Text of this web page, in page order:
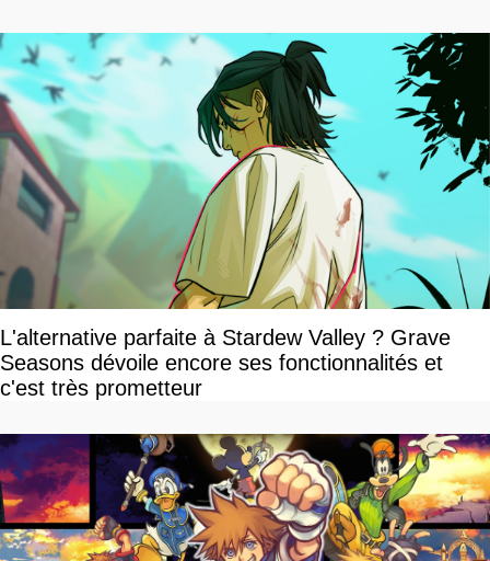
L'alternative parfaite à Stardew Valley ? Grave
Seasons dévoile encore ses fonctionnalités et
c'est très prometteur